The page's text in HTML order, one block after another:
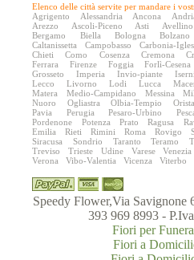
Elenco delle città servite per mandare i
Agrigento
Alessandria Ancona
Arezzo
Ascoli-Piceno Asti Avellino
Bergamo
Biella Bologna Bolzano
Caltanissetta
Campobasso Carbonia-
Chieti
Como Cosenza Cremona
Ferrara
Firenze Foggia Forlì-Cesena
Grosseto
Imperia Invio-piante
Lecco
Livorno Lodi Lucca
Matera
Medio-Campidano Messina
Nuoro
Ogliastra Olbia-Tempio
Pavia
Perugia Pesaro-Urbino
Pordenone
Potenza Prato Ragusa
Emilia
Rieti Rimini Roma Rovigo
Siracusa
Sondrio Taranto Teramo
Treviso
Trieste Udine Varese Venezia
Verona
Vibo-Valentia Vicenza Viterbo
Speedy Flower,Via Savignone
393 969 8993 -
Fiori per
Fiori a